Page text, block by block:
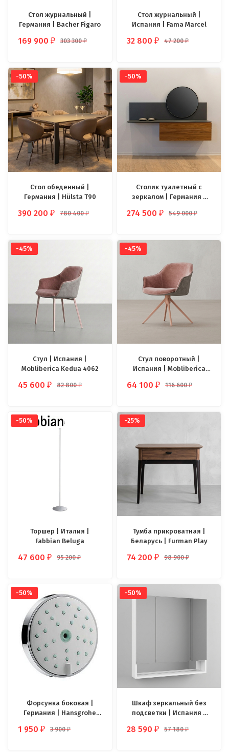
Стол журнальный |
Германия | Bacher Figaro
169 900₽ 303 300₽
Стол журнальный |
Испания | Fama Marcel
32 800₽ 47 200₽
-50%
Стол обеденный |
Германия | Hülsta T90
390 200₽ 780 400₽
-50%
Столик туалетный с
зеркалом | Германия |
274 500₽ 549 000₽
-45%
Стул | Испания |
Mobliberica Kedua 4062
45 600₽ 82 800₽
-45%
Стул поворотный |
Испания | Mobliberica
64 100₽ 116 600₽
-50%
Торшер | Италия |
Fabbian Beluga
47 600₽ 95 200₽
-25%
Тумба прикроватная |
Беларусь | Furman Play
74 200₽ 98 900₽
-50%
Форсунка боковая |
Германия | Hansgrohe
1 950₽ 3 900₽
-50%
Шкаф зеркальный без
подсветки | Испания |
28 590₽ 57 180₽